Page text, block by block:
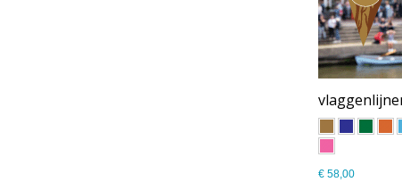
€ 58,00